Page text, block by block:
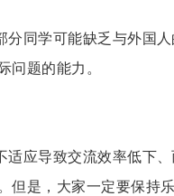
同学可能缺乏与外国
问题的能力。
应导致交流效率低下
但是，大家一定要保持